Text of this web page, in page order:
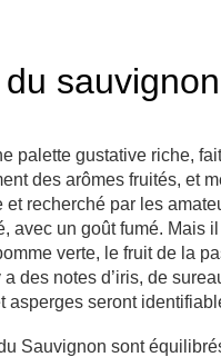
sauvignon
palette gustative riche,
des arômes fruités, et
recherché par les
avec un goût fumé. Mais
verte, le fruit de la
a des notes d’iris, de
asperges seront
Sauvignon sont